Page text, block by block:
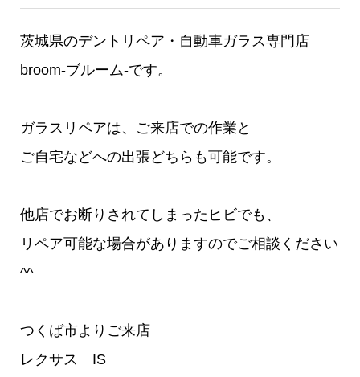
茨城県のデントリペア・自動車ガラス専門店
broom-ブルーム-です。
ガラスリペアは、ご来店での作業と
ご自宅などへの出張どちらも可能です。
他店でお断りされてしまったヒビでも、
リペア可能な場合がありますのでご相談ください
^^
つくば市よりご来店
レクサス IS